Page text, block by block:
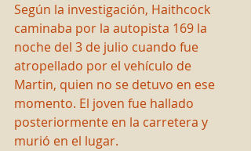
Según la investigación, Haithcock
caminaba por la autopista 169 la
noche del 3 de julio cuando fue
atropellado por el vehículo de
Martin, quien no se detuvo en ese
momento. El joven fue hallado
posteriormente en la carretera y
murió en el lugar.